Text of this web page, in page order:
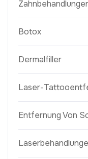
Botox
Dermalfiller
Laser-
Entfernung Von